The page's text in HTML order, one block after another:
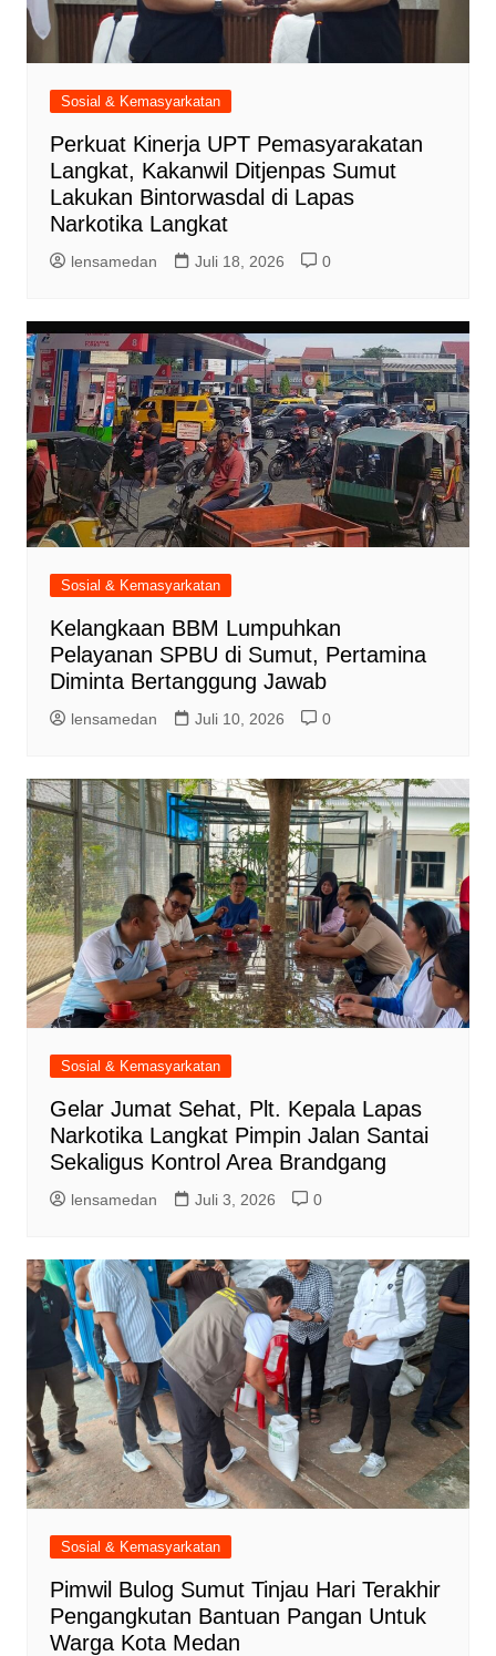
Sosial & Kemasyarkatan
Perkuat Kinerja UPT Pemasyarakatan
Langkat, Kakanwil Ditjenpas Sumut
Lakukan Bintorwasdal di Lapas
Narkotika Langkat
lensamedan Juli 18, 2026 0
Sosial & Kemasyarkatan
Kelangkaan BBM Lumpuhkan
Pelayanan SPBU di Sumut, Pertamina
Diminta Bertanggung Jawab
lensamedan Juli 10, 2026 0
Sosial & Kemasyarkatan
Gelar Jumat Sehat, Plt. Kepala Lapas
Narkotika Langkat Pimpin Jalan Santai
Sekaligus Kontrol Area Brandgang
lensamedan Juli 3, 2026 0
Sosial & Kemasyarkatan
Pimwil Bulog Sumut Tinjau Hari Terakhir
Pengangkutan Bantuan Pangan Untuk
Warga Kota Medan